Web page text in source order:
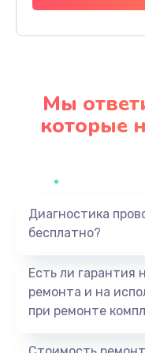
Замена
Мы
которые
Диагностика
бесплатно?
Есть ли гарантия
ремонта и на
при ремонте